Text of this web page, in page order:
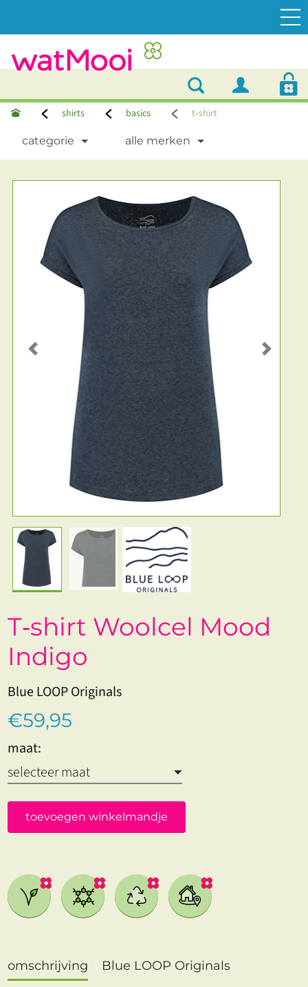
shirts basics t‑shirt
categorie alle merken
Previous Next
T‑shirt Woolcel Mood
Indigo
Blue LOOP Originals
€59,95
maat:
toevoegen winkelmandje
omschrijving Blue LOOP Originals